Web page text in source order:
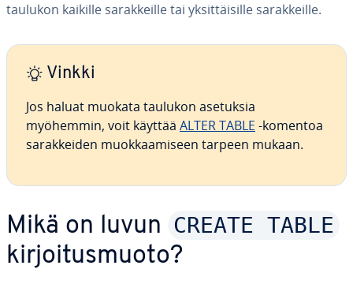
taulukon kaikille sa­rak­keil­le tai yk­sit­täi­sil­le sa­rak­keil­le.
Vinkki
Jos haluat muokata taulukon asetuksia
myöhemmin, voit käyttää ALTER TABLE -komentoa
sa­rak­kei­den muok­kaa­mi­seen tarpeen mukaan.
Mikä on luvun CREATE TABLE
kir­joi­tus­muo­to?